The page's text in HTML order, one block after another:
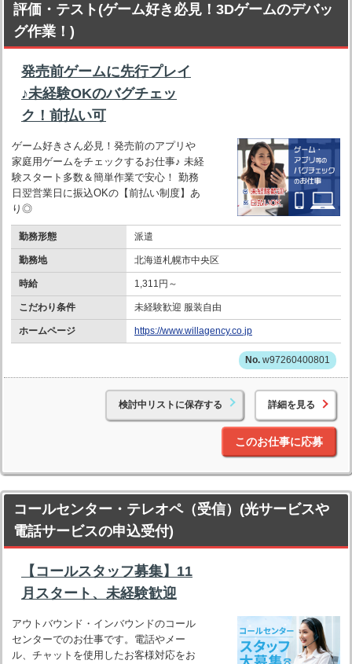
評価・テスト(ゲーム好き必見！3Dゲームのデバッ
グ作業！)
発売前ゲームに先行プレイ
♪未経験OKのバグチェッ
ク！前払い可
ゲーム好きさん必見！発売前のアプリや
家庭用ゲームをチェックするお仕事♪ 未経
験スタート多数＆簡単作業で安心！ 勤務
日翌営業日に振込OKの【前払い制度】あ
り◎
勤務形態 派遣
勤務地 北海道札幌市中央区
時給 1,311円～
こだわり条件 未経験歓迎 服装自由
ホームページ https://www.willagency.co.jp
w97260400801
検討中リストに保存する 詳細を見る
このお仕事に応募
コールセンター・テレオペ（受信）(光サービスや
電話サービスの申込受付)
【コールスタッフ募集】11
月スタート、未経験歓迎
アウトバウンド・インバウンドのコール
センターでのお仕事です。電話やメー
ル、チャットを使用したお客様対応をお